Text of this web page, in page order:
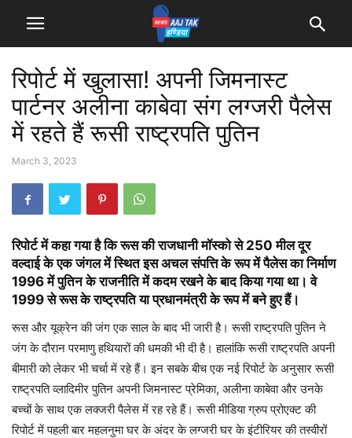
रिपोर्ट में खुलासा! अपनी जिमनास्ट
पार्टनर अलीना काबेवा संग लग्जरी पैलेस
में रहते हैं रूसी राष्ट्रपति पुतिन
March 3, 2023
रिपोर्ट में कहा गया है कि रूस की राजधानी मॉस्को से 250 मील दूर
वल्दाई के एक जंगल में स्थित इस अचल संपत्ति के रूप में पैलेस का निर्माण
1996 में पुतिन के राजनीति में कदम रखने के बाद किया गया था। वे
1999 से रूस के राष्ट्रपति या प्रधानमंत्री के रूप में बने हुए हैं।
रूस और यूक्रेन की जंग एक साल के बाद भी जारी है। रूसी राष्ट्रपति पुतिन ने
जंग के दौरान परमाणु हथियारों की धमकी भी दी है। हालांकि रूसी राष्ट्रपति अपनी
बीमारी को लेकर भी चर्चा में रहे हैं। इन सबके बीच एक नई रिपोर्ट के अनुसार रूसी
राष्ट्रपति व्लादिमीर पुतिन अपनी जिमनास्ट प्रेमिका, अलीना काबेवा और उनके
बच्चों के साथ एक लक्जरी पैलेस में रह रहे हैं। रूसी मीडिया ग्रुप प्रोएक्ट की
रिपोर्ट में पहली बार महलनुमा घर के अंदर के लग्जरी घर के इंटीरियर की तस्वीरों